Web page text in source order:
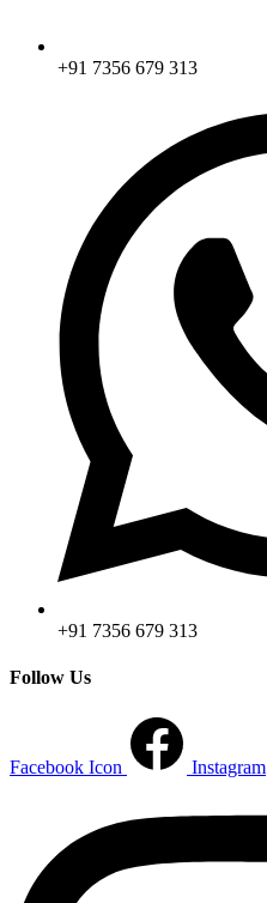
+91 7356 679 313
+91 7356 679 313
Follow Us
Facebook Icon Instagram